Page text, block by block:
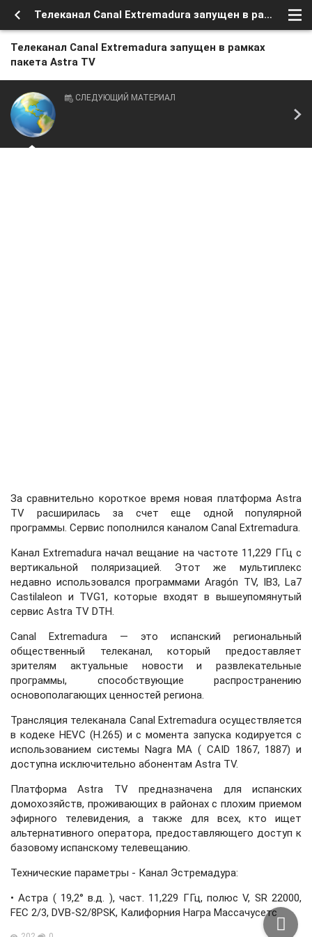
Телеканал Canal Extremadura запущен в рамках пакета Astra TV
Телеканал Canal Extremadura запущен в рамках
пакета Astra TV
СЛЕДУЮЩИЙ МАТЕРИАЛ
За сравнительно короткое время новая платформа Astra
TV расширилась за счет еще одной популярной
программы. Сервис пополнился каналом Canal Extremadura.
Канал Extremadura начал вещание на частоте 11,229 ГГц с
вертикальной поляризацией. Этот же мультиплекс
недавно использовался программами Aragón TV, IB3, La7
Castilaleon и TVG1, которые входят в вышеупомянутый
сервис Astra TV DTH.
Canal Extremadura — это испанский региональный
общественный телеканал, который предоставляет
зрителям актуальные новости и развлекательные
программы, способствующие распространению
основополагающих ценностей региона.
Трансляция телеканала Canal Extremadura осуществляется
в кодеке HEVC (H.265) и с момента запуска кодируется с
использованием системы Nagra MA ( CAID 1867, 1887) и
доступна исключительно абонентам Astra TV.
Платформа Astra TV предназначена для испанских
домохозяйств, проживающих в районах с плохим приемом
эфирного телевидения, а также для всех, кто ищет
альтернативного оператора, предоставляющего доступ к
базовому испанскому телевещанию.
Технические параметры - Канал Эстремадура:
• Астра ( 19,2° в.д. ), част. 11,229 ГГц, полюс V, SR 22000,
FEC 2/3, DVB-S2/8PSK, Калифорния Награ Массачусетс